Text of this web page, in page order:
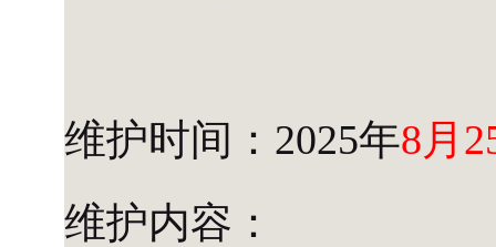
维护时间：2025年8月
维护内容：